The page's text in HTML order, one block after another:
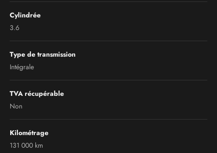
Cylindrée
3.6
Type de transmission
Intégrale
TVA récupérable
Non
Kilométrage
131 000 km